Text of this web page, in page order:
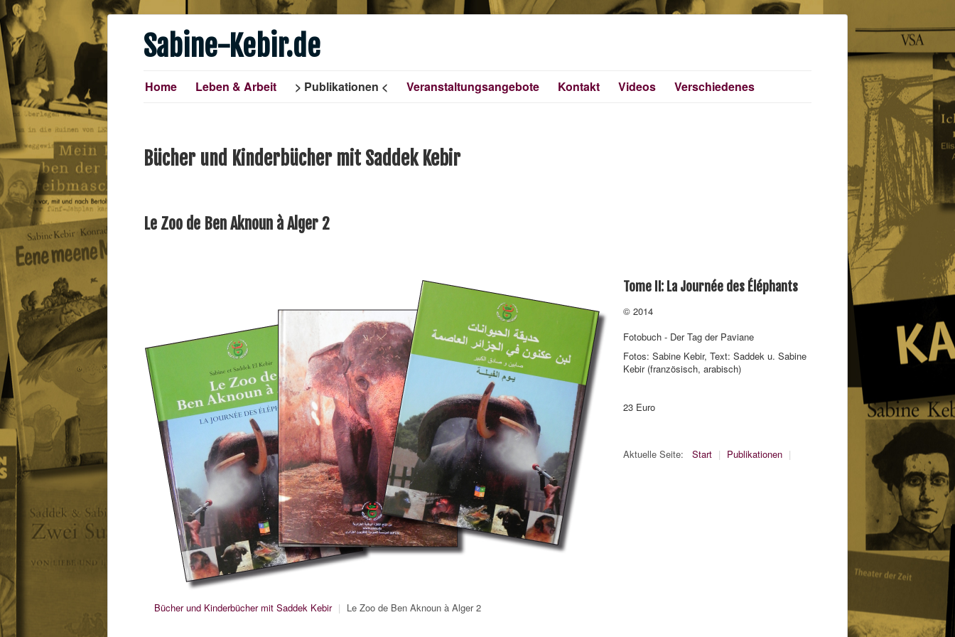
Sabine-Kebir.de
Home Leben & Arbeit Publikationen Veranstaltungsangebote Kontakt Videos Verschiedenes
Bücher und Kinderbücher mit Saddek Kebir
Le Zoo de Ben Aknoun à Alger 2
Tome II: La Journée des Éléphants
© 2014
Fotobuch - Der Tag der Paviane
Fotos: Sabine Kebir, Text: Saddek u. Sabine
Kebir (französisch, arabisch)
23 Euro
Aktuelle Seite: Start | Publikationen |
Bücher und Kinderbücher mit Saddek Kebir | Le Zoo de Ben Aknoun à Alger 2